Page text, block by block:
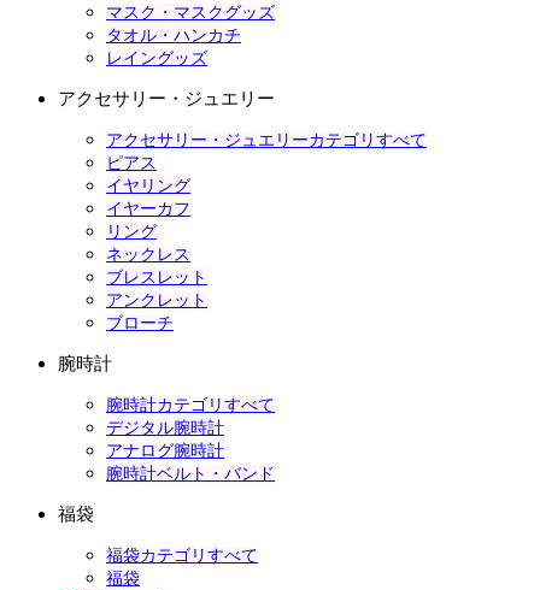
マスク・マスクグッズ
タオル・ハンカチ
レイングッズ
アクセサリー・ジュエリー
アクセサリー・ジュエリーカテゴリすべて
ピアス
イヤリング
イヤーカフ
リング
ネックレス
ブレスレット
アンクレット
ブローチ
腕時計
腕時計カテゴリすべて
デジタル腕時計
アナログ腕時計
腕時計ベルト・バンド
福袋
福袋カテゴリすべて
福袋